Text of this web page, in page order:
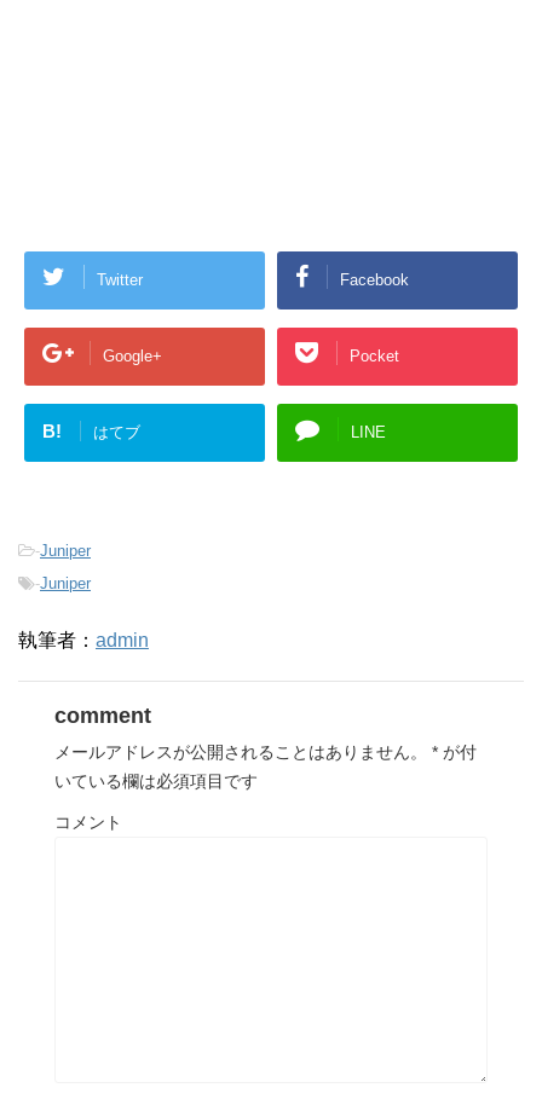
Twitter Facebook
Google+ Pocket
B! はてブ LINE
-Juniper
-Juniper
執筆者： admin
comment
メールアドレスが公開されることはありません。 * が付
いている欄は必須項目です
コメント